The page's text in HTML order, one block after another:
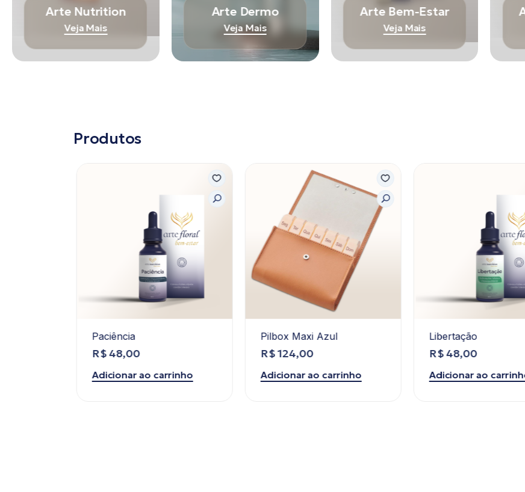
Arte Nutrition
Veja Mais
Arte Dermo
Veja Mais
Arte Bem-Estar
Veja Mais
Produtos
Paciência
R$48,00
Adicionar ao carrinho
Pilbox Maxi Azul
R$124,00
Adicionar ao carrinho
Libertação
R$48,00
Adicionar ao